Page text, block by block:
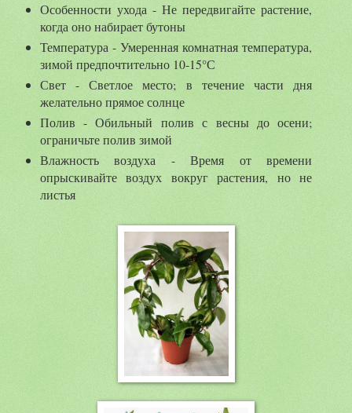
Особенности ухода - Не передвигайте растение,
когда оно набирает бутоны
Температура - Умеренная комнатная температура,
зимой предпочтительно 10-15°С
Свет - Светлое место; в течение части дня
желательно прямое солнце
Полив - Обильный полив с весны до осени;
ограничьте полив зимой
Влажность воздуха - Время от времени
опрыскивайте воздух вокруг растения, но не
листья